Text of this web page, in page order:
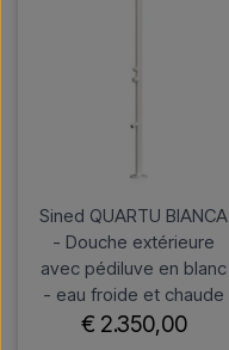
Sined QUARTU BIANCA
- Douche extérieure
avec pédiluve en blanc
- eau froide et chaude
€ 2.350,00